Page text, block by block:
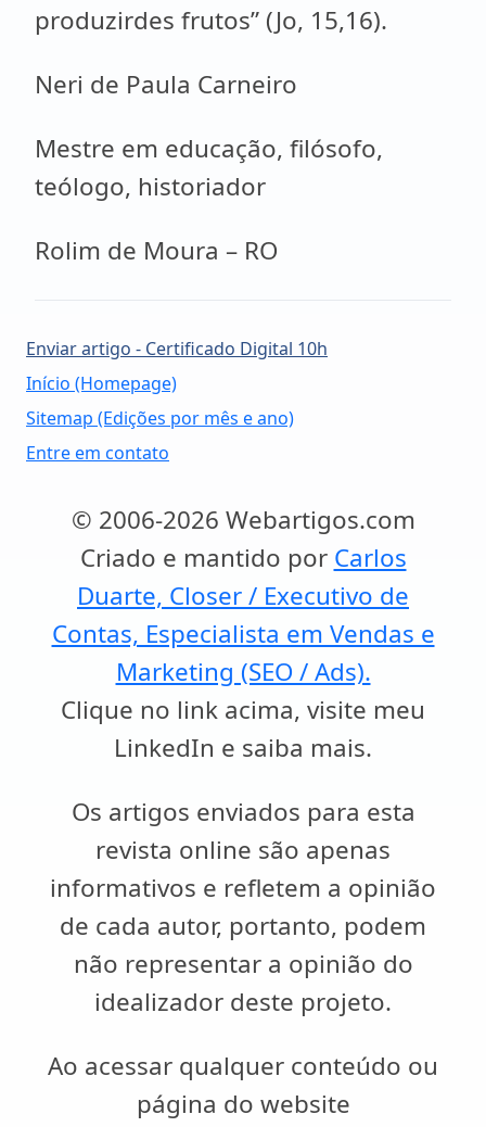
produzirdes frutos” (Jo, 15,16).
Neri de Paula Carneiro
Mestre em educação, filósofo,
teólogo, historiador
Rolim de Moura – RO
Enviar artigo - Certificado Digital 10h
Início (Homepage)
Sitemap (Edições por mês e ano)
Entre em contato
© 2006-2026 Webartigos.com
Criado e mantido por Carlos
Duarte, Closer / Executivo de
Contas, Especialista em Vendas e
Marketing (SEO / Ads).
Clique no link acima, visite meu
LinkedIn e saiba mais.
Os artigos enviados para esta
revista online são apenas
informativos e refletem a opinião
de cada autor, portanto, podem
não representar a opinião do
idealizador deste projeto.
Ao acessar qualquer conteúdo ou
página do website